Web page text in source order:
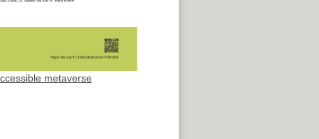
metaverse